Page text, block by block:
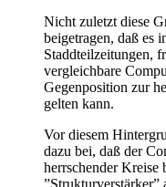
Nicht zuletzt diese
beigetragen, daß es
Staddteilzeitungen,
vergleichbare
Gegenposition zur
gelten kann.
Vor diesem
dazu bei, daß der
herrschender Kreise